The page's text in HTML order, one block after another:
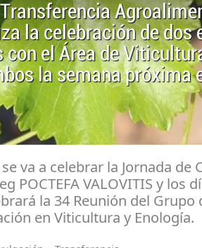
la celebración de dos
con el Área de
la semana próxima
va a celebrar la Jornada de
POCTEFA VALOVITIS y los
la 34 Reunión del Grupo
en Viticultura y Enología.